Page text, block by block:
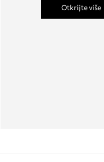
Otkrijte više